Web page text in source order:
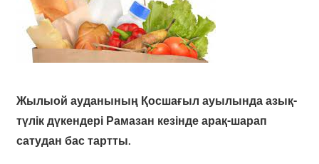
Жылыой ауданының Қосшағыл ауылында азық-
түлік дүкендері Рамазан кезінде арақ-шарап
сатудан бас тартты.